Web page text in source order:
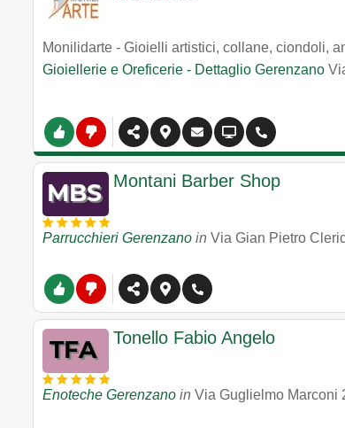
Monilidarte - Gioielli artistici, collane, ciondoli,
Gioiellerie e Oreficerie - Dettaglio Gerenzano
Montani Barber Shop
Parrucchieri Gerenzano in Via Gian Pietro
Tonello Fabio Angelo
Enoteche Gerenzano in Via Guglielmo Marconi